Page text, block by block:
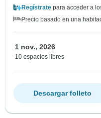
Regístrate para acceder a
Precio basado en una
1 nov., 2026
10 espacios libres
Descargar folleto